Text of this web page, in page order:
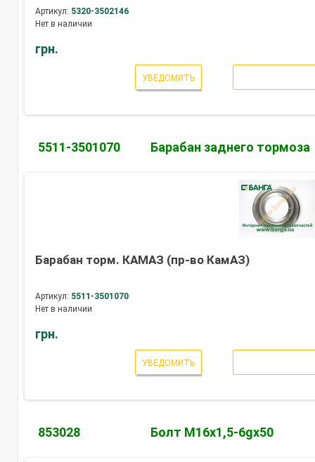
Артикул: 5320-3502146
Нет в наличии
грн.
УВЕДОМИТЬ
5511-3501070 Барабан заднего тормоза
Барабан торм. КАМАЗ (пр-во КамАЗ)
Артикул: 5511-3501070
Нет в наличии
грн.
УВЕДОМИТЬ
853028 Болт М16х1,5-6gх50